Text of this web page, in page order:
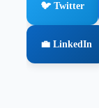
🐦 Twitter
💼 LinkedIn